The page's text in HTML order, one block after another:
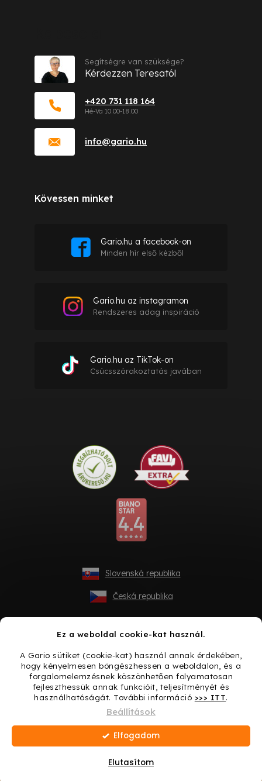
Ez a weboldal cookie-kat használ.
A Gario sütiket (cookie-kat) használ annak érdekében,
hogy kényelmesen böngészhessen a weboldalon, és a
forgalomelemzésnek köszönhetően folyamatosan
fejleszthessük annak funkcióit, teljesítményét és
használhatóságát. További információ >>> ITT.
Beállítások
Elutasítom
Elfogadom
Ajándék minden vásárláshoz → Lepje meg magát még
info@gario.hu
+420 731 118 164
Segítségre van szüksége?
Kérdezzen Teresatól
Kövessen minket
Gario.hu a facebook-on
Minden hír első kézből
Gario.hu az instagramon
Rendszeres adag inspiráció
Gario.hu az TikTok-on
Csúcsszórakoztatás javában
Slovenská republika
Česká republika
Shoptet készítette
Copyright 2026Gario.hu. Minden jog fenntartva.Süti
beállítások szerkesztése